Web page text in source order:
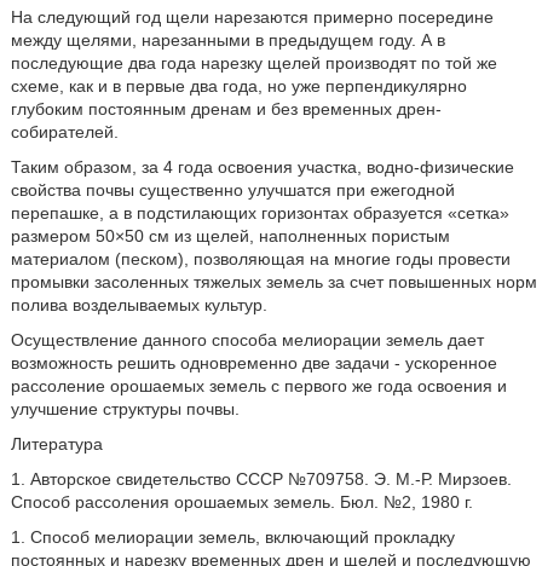
На следующий год щели нарезаются примерно посередине
между щелями, нарезанными в предыдущем году. А в
последующие два года нарезку щелей производят по той же
схеме, как и в первые два года, но уже перпендикулярно
глубоким постоянным дренам и без временных дрен-
собирателей.
Таким образом, за 4 года освоения участка, водно-физические
свойства почвы существенно улучшатся при ежегодной
перепашке, а в подстилающих горизонтах образуется «сетка»
размером 50×50 см из щелей, наполненных пористым
материалом (песком), позволяющая на многие годы провести
промывки засоленных тяжелых земель за счет повышенных норм
полива возделываемых культур.
Осуществление данного способа мелиорации земель дает
возможность решить одновременно две задачи - ускоренное
рассоление орошаемых земель с первого же года освоения и
улучшение структуры почвы.
Литература
1. Авторское свидетельство СССР №709758. Э. М.-Р. Мирзоев.
Способ рассоления орошаемых земель. Бюл. №2, 1980 г.
1. Способ мелиорации земель, включающий прокладку
постоянных и нарезку временных дрен и щелей и последующую